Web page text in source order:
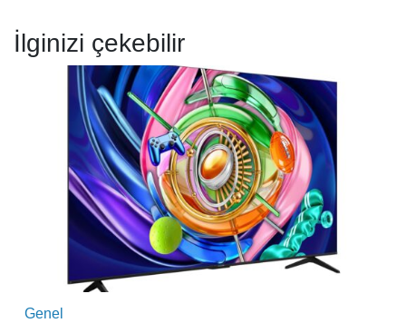
İlginizi çekebilir
Genel